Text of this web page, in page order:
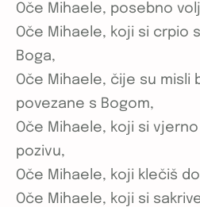
Oče Mihaele, posebno
Oče Mihaele, koji si crpio
Boga,
Oče Mihaele, čije su misli
povezane s Bogom,
Oče Mihaele, koji si
pozivu,
Oče Mihaele, koji klečiš
Oče Mihaele, koji si